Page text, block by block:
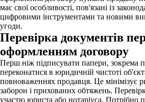
має свої особливості, пов'язані із
цифровими інструментами та новими
угоди.
Перевірка документів
оформленням договору
Перш ніж підписувати папери, зокрема
переконатися в юридичній чистоті
повноваженнях продавця. Це мінімізує
заборон і прихованих обтяжень.
участю юриста або нотаріуса. Потрібно